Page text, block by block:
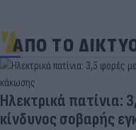
ΑΠΟ ΤΟ
Ηλεκτρικά πατίνια:
κίνδυνος σοβαρής